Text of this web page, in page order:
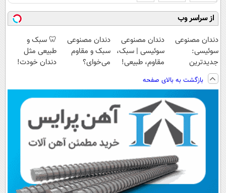
از سراسر وب
دندان مصنوعی
سوئیسی:
جدیدترین
فناوری اروپا،
سبک و مقاوم |
پرداخت قسطی
دندان مصنوعی
سوئیسی | سبک،
مقاوم، طبیعی!
رایگان+پرداخت
اقساطی😍
دندان مصنوعی
سبک و مقاوم
می‌خوای؟
📍تهران
🦷 سبک و
طبیعی مثل
دندان خودت!
💳 📍 تهران
بازگشت به بالای صفحه